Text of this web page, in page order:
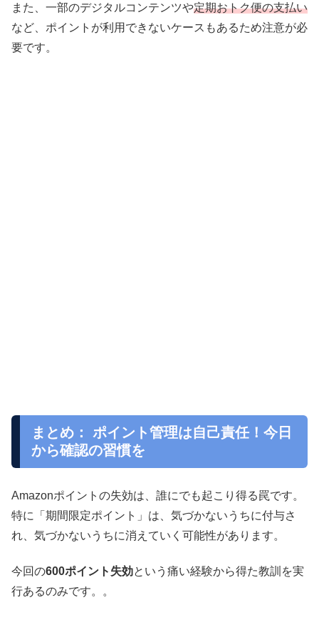
また、一部のデジタルコンテンツや定期おトク便の支払い
など、ポイントが利用できないケースもあるため注意が必
要です。
まとめ： ポイント管理は自己責任！今日
から確認の習慣を
Amazonポイントの失効は、誰にでも起こり得る罠です。
特に「期間限定ポイント」は、気づかないうちに付与さ
れ、気づかないうちに消えていく可能性があります。
今回の600ポイント失効という痛い経験から得た教訓を実
行あるのみです。。